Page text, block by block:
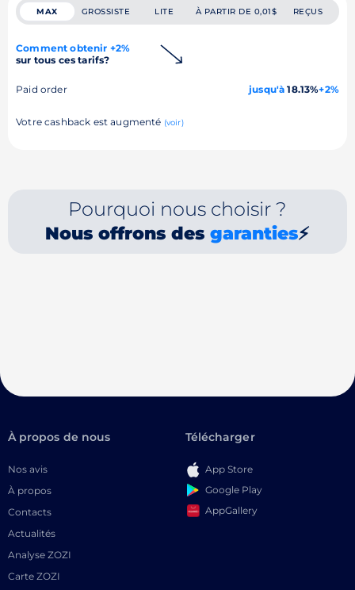
MAX GROSSISTE LITE À PARTIR DE 0,01$ REÇUS
Comment obtenir +2%
sur tous ces tarifs?
Paid order jusqu'à 18.13%+2%
Votre cashback est augmenté (voir)
Pourquoi nous choisir ?
Nous offrons desgaranties⚡
À propos de nous
Nos avis
À propos
Contacts
Actualités
Analyse ZOZI
Carte ZOZI
Télécharger
App Store
Google Play
AppGallery